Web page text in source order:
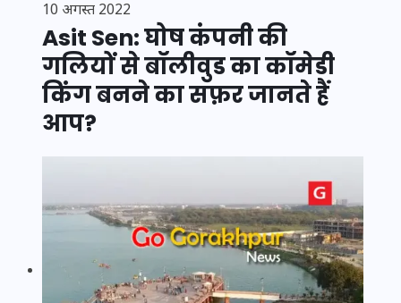
10 अगस्त 2022
Asit Sen: घोष कंपनी की
गलियों से बॉलीवुड का कॉमेडी
किंग बनने का सफ़र जानते हैं
आप?